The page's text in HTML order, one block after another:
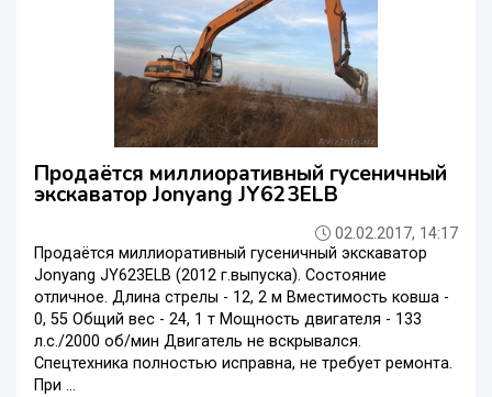
Продаётся миллиоративный гусеничный
экскаватор Jonyang JY623ELB
02.02.2017, 14:17
Продаётся миллиоративный гусеничный экскаватор
Jonyang JY623ELB (2012 г.выпуска). Состояние
отличное. Длина стрелы - 12, 2 м Вместимость ковша -
0, 55 Общий вес - 24, 1 т Мощность двигателя - 133
л.с./2000 об/мин Двигатель не вскрывался.
Спецтехника полностью исправна, не требует ремонта.
При ...